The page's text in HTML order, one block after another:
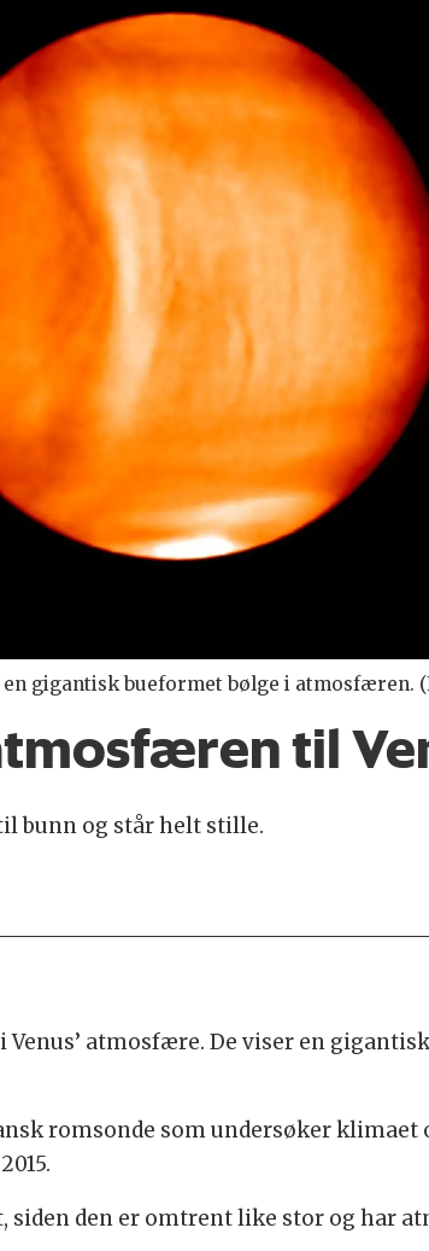
gigantisk bueformet bølge i atmosfæren.
til
bunn og står helt stille.
atmosfære. De viser en
romsonde som undersøker klimaet
den er omtrent like stor og har